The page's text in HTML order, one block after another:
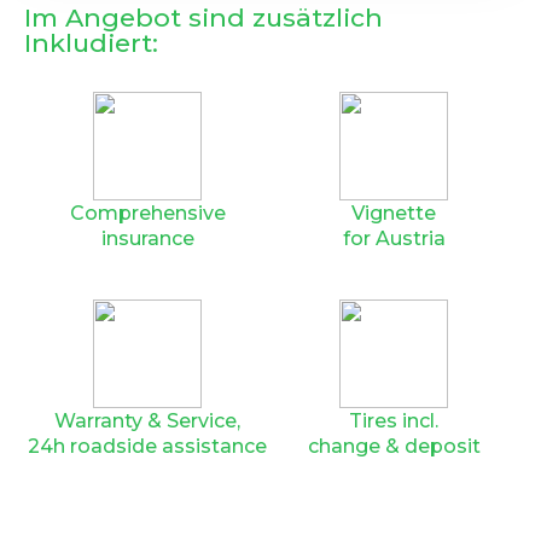
Im Angebot sind zusätzlich
Inkludiert:
Comprehensive
insurance
Vignette
for Austria
Warranty & Service,
24h roadside assistance
Tires incl.
change & deposit